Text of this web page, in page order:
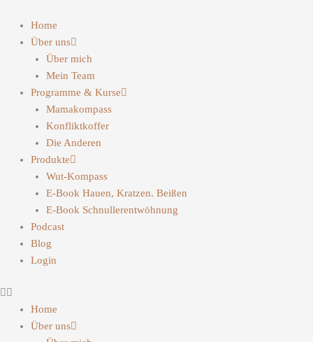
Home
Über uns
Über mich
Mein Team
Programme & Kurse
Mamakompass
Konfliktkoffer
Die Anderen
Produkte
Wut-Kompass
E-Book Hauen, Kratzen. Beißen
E-Book Schnullerentwöhnung
Podcast
Blog
Login
Home
Über uns